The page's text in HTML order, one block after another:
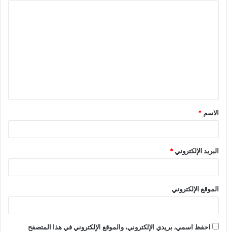
ق
*
الاسم *
البريد الإلكتروني*
الموقع الإلكتروني
احفظ اسمي، بريدي الإلكتروني، والموقع الإلكتروني في هذا المتصفح